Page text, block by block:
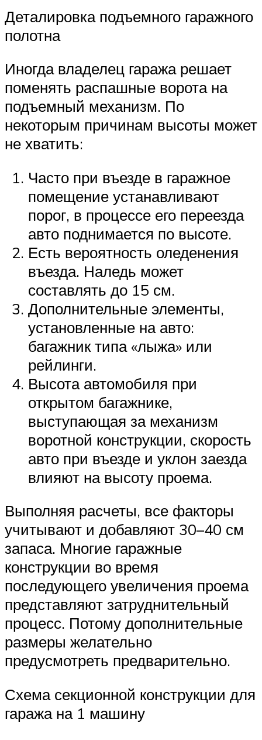
Деталировка подъемного гаражного
полотна
Иногда владелец гаража решает
поменять распашные ворота на
подъемный механизм. По
некоторым причинам высоты может
не хватить:
Часто при въезде в гаражное
помещение устанавливают
порог, в процессе его переезда
авто поднимается по высоте.
Есть вероятность оледенения
въезда. Наледь может
составлять до 15 см.
Дополнительные элементы,
установленные на авто:
багажник типа «лыжа» или
рейлинги.
Высота автомобиля при
открытом багажнике,
выступающая за механизм
воротной конструкции, скорость
авто при въезде и уклон заезда
влияют на высоту проема.
Выполняя расчеты, все факторы
учитывают и добавляют 30–40 см
запаса. Многие гаражные
конструкции во время
последующего увеличения проема
представляют затруднительный
процесс. Потому дополнительные
размеры желательно
предусмотреть предварительно.
Схема секционной конструкции для
гаража на 1 машину